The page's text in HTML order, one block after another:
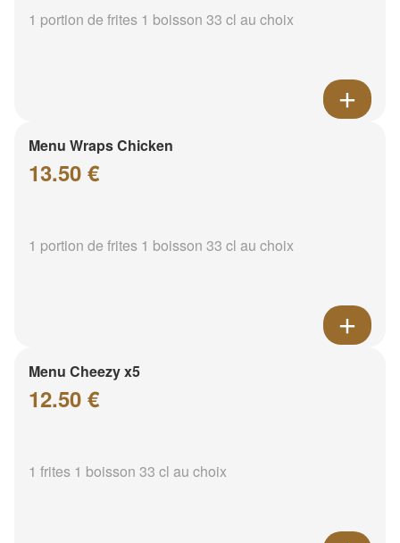
1 portion de frites 1 boisson 33 cl au choix
Menu Wraps Chicken
13.50 €
1 portion de frites 1 boisson 33 cl au choix
Menu Cheezy x5
12.50 €
1 frites 1 boisson 33 cl au choix